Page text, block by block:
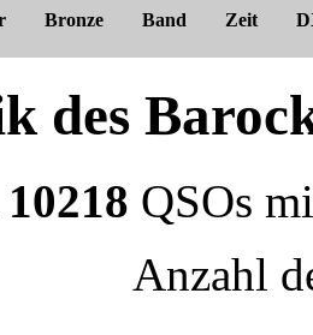
Bronze Band Zeit
des
10218 QSOs
Anzahl